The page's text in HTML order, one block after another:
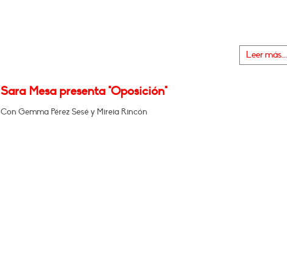
Leer más...
Sara Mesa presenta "Oposición"
Con Gemma Pérez Sesé y Mireia Rincón